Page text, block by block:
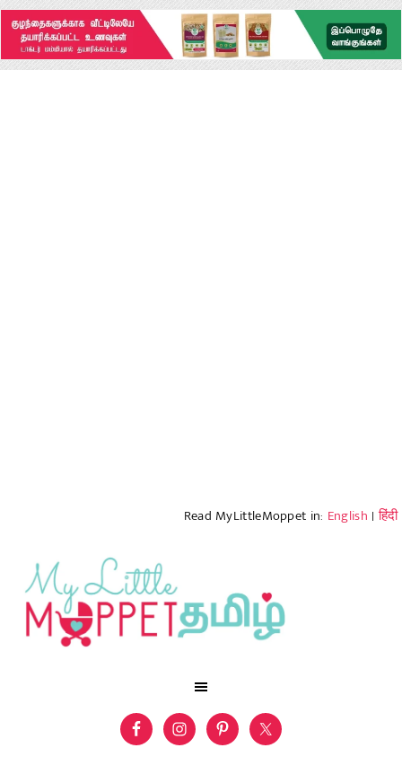
Read MyLittleMoppet in: English |हिंदी